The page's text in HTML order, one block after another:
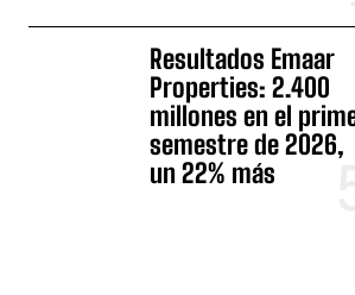
Resultados Emaar
Properties: 2.400
millones en el
semestre de 2026,
un 22% más